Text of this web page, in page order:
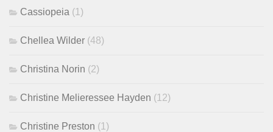
Cassiopeia (1)
Chellea Wilder (48)
Christina Norin (2)
Christine Melieressee Hayden (12)
Christine Preston (1)